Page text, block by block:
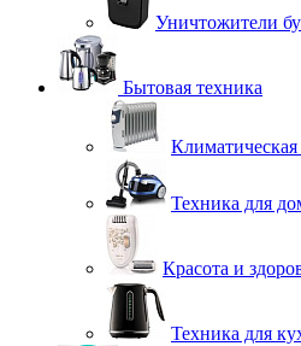
Уничтожители
Бытовая техника
Климатическая
Техника для
Красота и
Техника для